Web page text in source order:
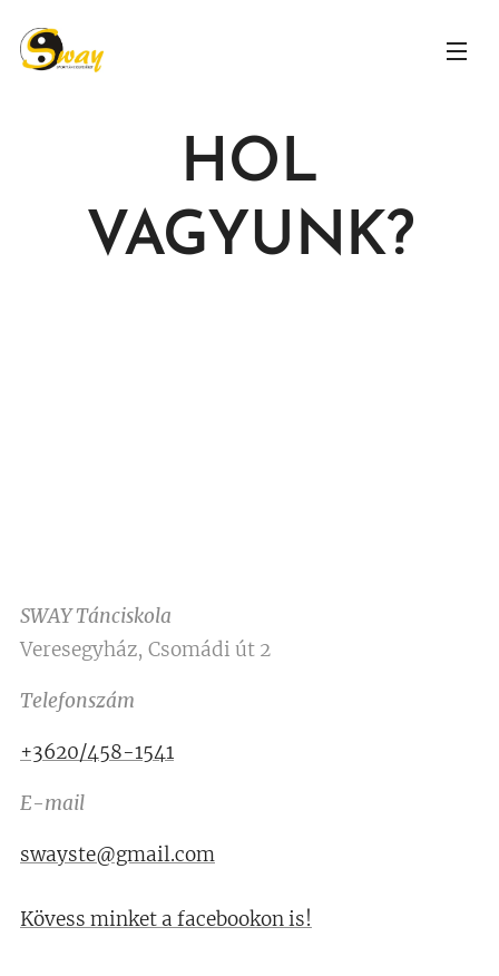
HOL
VAGYUNK?
SWAY Tánciskola
Veresegyház, Csomádi út 2
Telefonszám
+3620/458-1541
E-mail
swayste@gmail.com
Kövess minket a facebookon is!